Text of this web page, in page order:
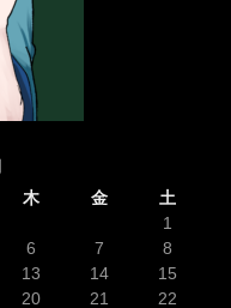
木 金
土
1
6 7
8
13 14
15
20 21 22